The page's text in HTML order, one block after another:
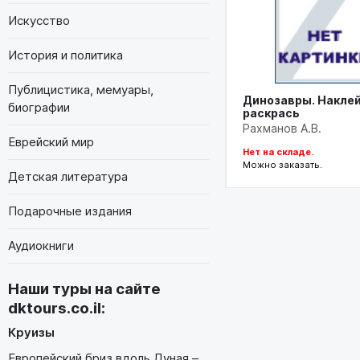
Искусство
История и политика
Публицистика, мемуары,
биографии
Еврейский мир
Детская литература
Подарочные издания
Аудиокниги
Наши туры на сайте
dktours.co.il:
Круизы
Динозавры.
раскрась
Рахманов А.В.
Нет на складе.
Можно заказать.